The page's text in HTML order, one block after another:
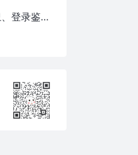
React Router 进阶：路由守卫、登录鉴权与状态传递